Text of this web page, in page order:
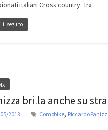
italiani Cross country. Tra
il seguito
brilla anche su
2018 Comobike, Riccardo